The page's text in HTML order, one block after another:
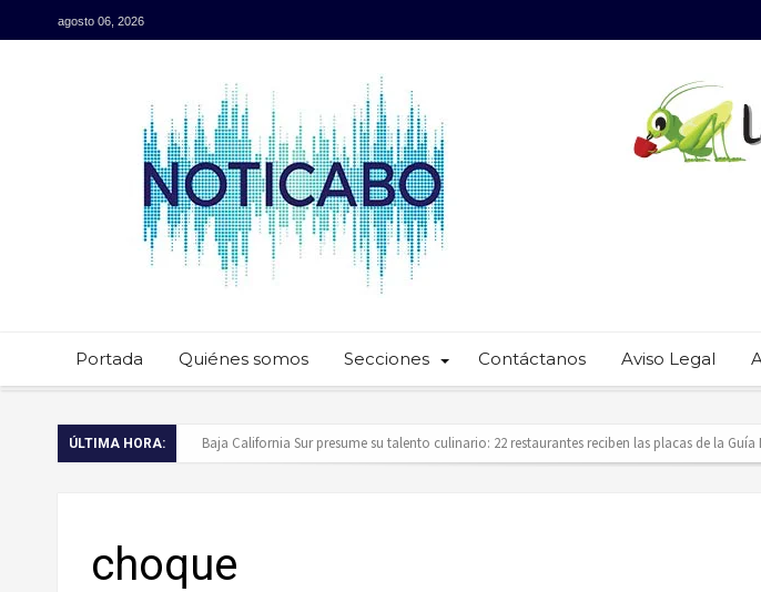
agosto 06, 2026
Portada Quiénes somos Secciones Contáctanos Aviso Legal
ÚLTIMA HORA:
Baja California Sur presume su talento culinario: 22 restaurantes reciben las placas de la Guía
Convoca bomberos de CSL y Fonmar a torneo de pesca de orilla en playa Migriño
choque